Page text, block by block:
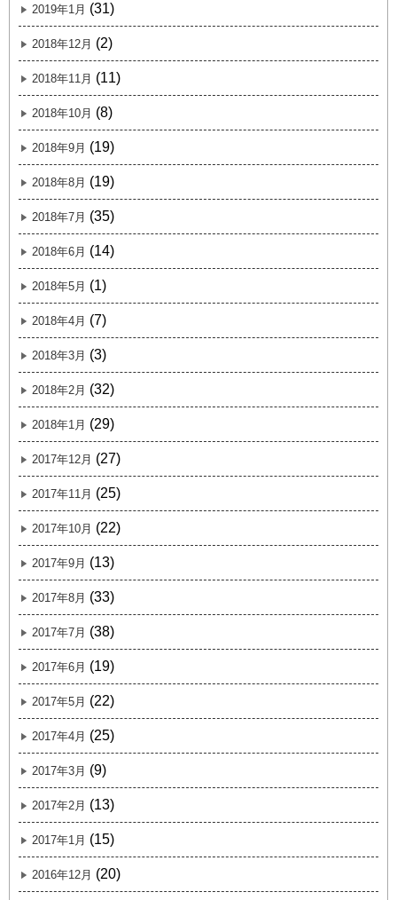
2019年1月 (31)
2018年12月 (2)
2018年11月 (11)
2018年10月 (8)
2018年9月 (19)
2018年8月 (19)
2018年7月 (35)
2018年6月 (14)
2018年5月 (1)
2018年4月 (7)
2018年3月 (3)
2018年2月 (32)
2018年1月 (29)
2017年12月 (27)
2017年11月 (25)
2017年10月 (22)
2017年9月 (13)
2017年8月 (33)
2017年7月 (38)
2017年6月 (19)
2017年5月 (22)
2017年4月 (25)
2017年3月 (9)
2017年2月 (13)
2017年1月 (15)
2016年12月 (20)